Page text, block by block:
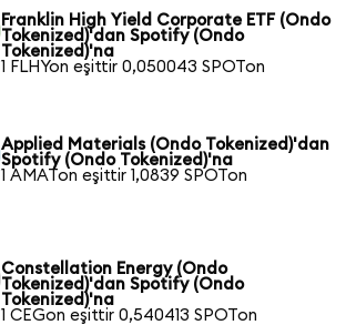
Franklin High Yield Corporate ETF (Ondo
Tokenized)'dan Spotify (Ondo
Tokenized)'na
1 FLHYon eşittir 0,050043 SPOTon
Applied Materials (Ondo Tokenized)'dan
Spotify (Ondo Tokenized)'na
1 AMATon eşittir 1,0839 SPOTon
Constellation Energy (Ondo
Tokenized)'dan Spotify (Ondo
Tokenized)'na
1 CEGon eşittir 0,540413 SPOTon